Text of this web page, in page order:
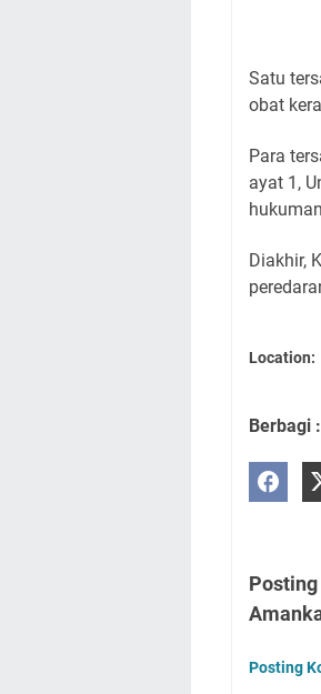
Satu
obat
Para
ayat 1,
Diakhir,
Location:
Berbagi :
Posting